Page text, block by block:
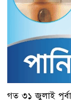
গত ৩১ জুলাই